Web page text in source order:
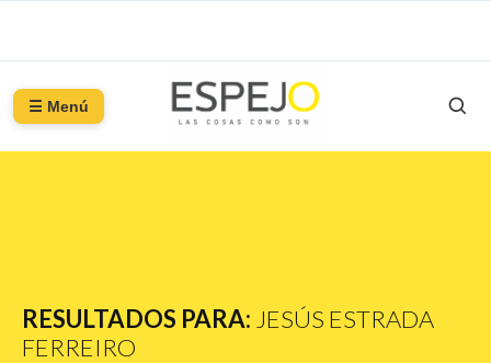
☰ Menú
RESULTADOS PARA: JESÚS ESTRADA
FERREIRO